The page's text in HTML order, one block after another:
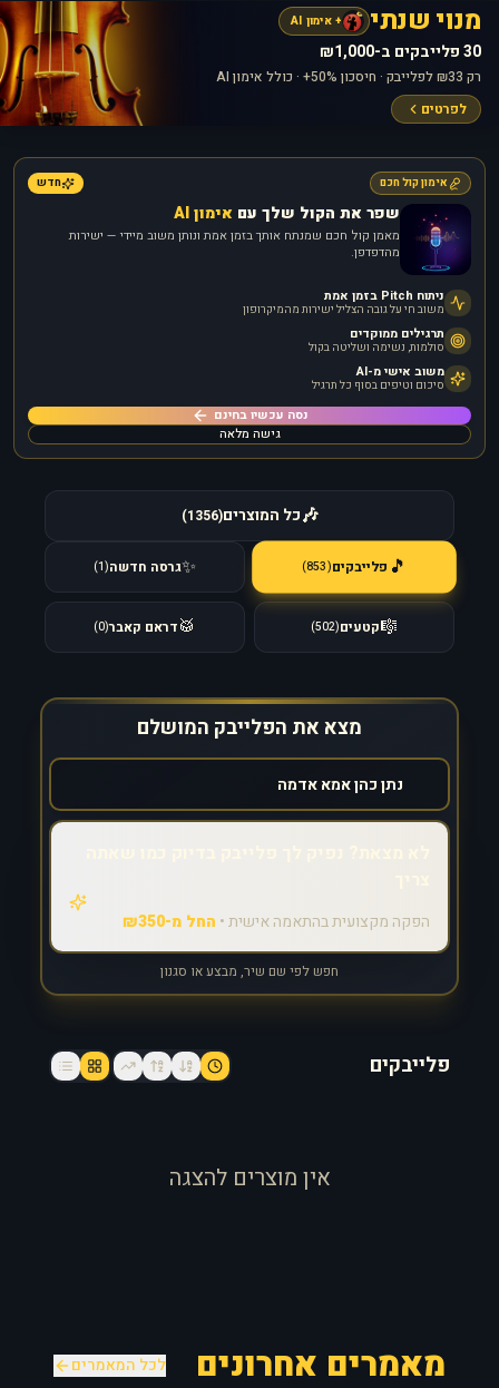
מנוי שנתי + אימון AI
30 פלייבקים ב-₪1,000
רק ₪33 לפלייבק · חיסכון 50%+ · כולל אימון AI
לפרטים
אימון קול חכם חדש
שפר את הקול שלך עם אימון AI
מאמן קול חכם שמנתח אותך בזמן אמת ונותן משוב מיידי — ישירות
מהדפדפן.
ניתוח Pitch בזמן אמת
משוב חי על גובה הצליל ישירות מהמיקרופון
תרגילים ממוקדים
סולמות, נשימה ושליטה בקול
משוב אישי מ-AI
סיכום וטיפים בסוף כל תרגיל
נסה עכשיו בחינם
גישה מלאה
🎶כל המוצרים(
1356
)
🎵 פלייבקים(
853
)
✨גרסה חדשה(
1
)
🎼קטעים(
502
)
🥁דראם קאבר(
0
)
מצא את הפלייבק המושלם
הפקה מקצועית בהתאמה אישית • החל מ-₪350
חפש לפי שם שיר, מבצע או סגנון
פלייבקים
אין מוצרים להצגה
מאמרים אחרונים לכל המאמרים